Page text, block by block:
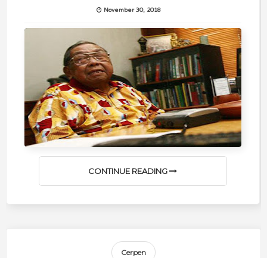
November 30, 2018
CONTINUE READING
Cerpen